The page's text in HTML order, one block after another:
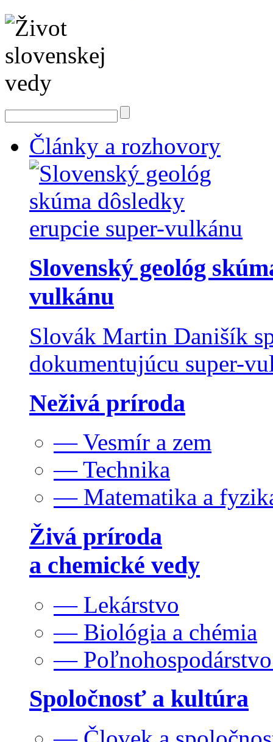
Články a rozhovory
Slovenský geológ
vulkánu
Slovák Martin Danišík
dokumentujúcu super-
Neživá príroda
— Vesmír a zem
— Technika
— Matematika a
Živá príroda
a chemické vedy
— Lekárstvo
— Biológia a chémia
—
Spoločnosť a kultúra